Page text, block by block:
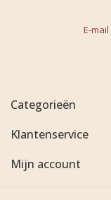
E-mail
Categorieën
Klantenservice
Mijn account